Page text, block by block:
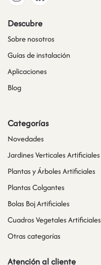
Descubre
Sobre nosotros
Guías de instalación
Aplicaciones
Blog
Categorías
Novedades
Jardines Verticales Artificiales
Plantas y Árboles Artificiales
Plantas Colgantes
Bolas Boj Artificiales
Cuadros Vegetales Artificiales
Otras categorías
Atención al cliente